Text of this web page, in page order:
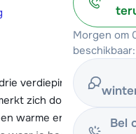
Morgen om
beschikbaar:
Bel
liggen op 6 km. Val
Sella Ronda,
leidt. De
(in de
en voor
skiverhuur en
verdiepingen. De
zich door veel
warme en gezellige